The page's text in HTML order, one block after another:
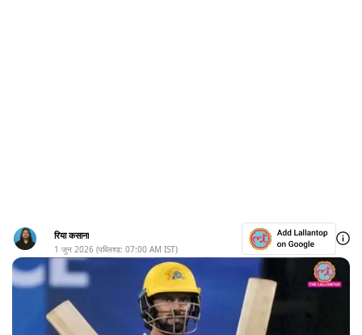
रिया कसाना
1 जून 2026 (पब्लिश्ड: 07:00 AM IST)